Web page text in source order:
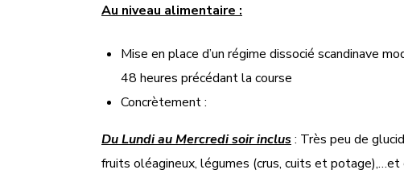
Au niveau alimentaire :
Mise en place d’un régime dissocié scandinave
48 heures précédant la course
Concrètement :
Du Lundi au Mercredi soir inclus: Très peu de
fruits oléagineux, légumes (crus, cuits et